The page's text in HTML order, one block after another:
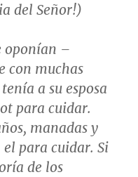
del Señor!)
oponían –
con muchas
a su esposa
para cuidar.
manadas y
para cuidar. Si
de los